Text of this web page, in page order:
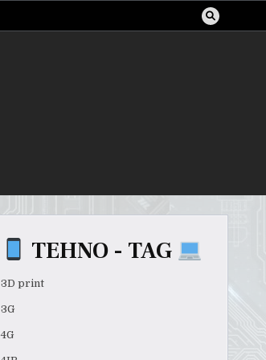
TEHNO - TAG
3D print
3G
4G